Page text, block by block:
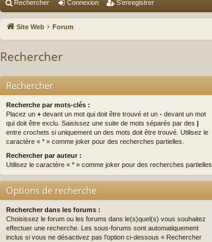
cc
ès
ra
pi
de
Rechercher Connexion S’enregistrer
Site Web Forum
Rechercher
Rechercher
Recherche par mots-clés :
Placez un + devant un mot qui doit être trouvé et un - devant un mot
qui doit être exclu. Saisissez une suite de mots séparés par des |
entre crochets si uniquement un des mots doit être trouvé. Utilisez le
caractère « * » comme joker pour des recherches partielles.
Rechercher par auteur :
Utilisez le caractère « * » comme joker pour des recherches partielles.
Options de recherche
Rechercher dans les forums :
Choisissez le forum ou les forums dans le(s)quel(s) vous souhaitez
effectuer une recherche. Les sous-forums sont automatiquement
inclus si vous ne désactivez pas l’option ci-dessous « Rechercher